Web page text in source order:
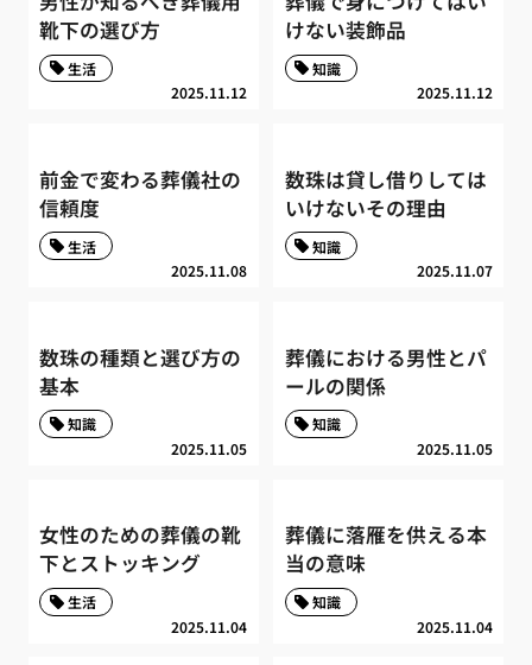
靴下の選び方
2025.11.12
生活
けない装飾品
2025.11.12
知識
前金で変わる葬儀社の
信頼度
2025.11.08
生活
数珠は貸し借りしては
いけないその理由
2025.11.07
知識
数珠の種類と選び方の
基本
2025.11.05
知識
葬儀における男性とパ
ールの関係
2025.11.05
知識
女性のための葬儀の靴
下とストッキング
2025.11.04
生活
葬儀に落雁を供える本
当の意味
2025.11.04
知識